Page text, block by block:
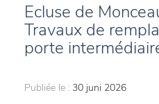
Ecluse de
Travaux de
porte
Publiée le : 30 juni 2026